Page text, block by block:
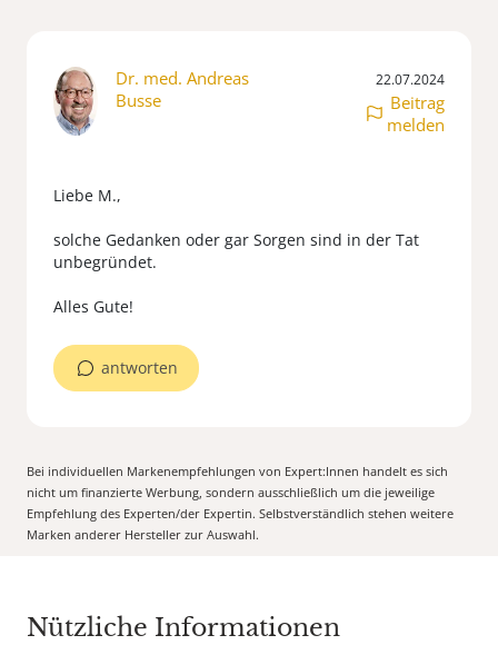
Dr. med. Andreas
Busse
22.07.2024
Beitrag
melden
Liebe M.,
solche Gedanken oder gar Sorgen sind in der Tat
unbegründet.
antworten
Bei individuellen Markenempfehlungen von Expert:Innen handelt es sich
nicht um finanzierte Werbung, sondern ausschließlich um die jeweilige
Empfehlung des Experten/der Expertin. Selbstverständlich stehen weitere
Marken anderer Hersteller zur Auswahl.
Nützliche Informationen